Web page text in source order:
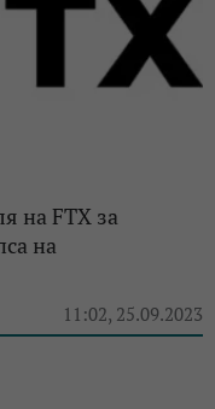
на FTX за
на
11:02, 25.09.2023